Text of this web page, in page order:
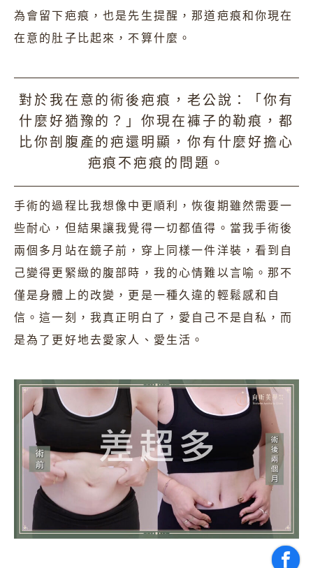
為會留下疤痕，也是先生提醒，那道疤痕和你現在
在意的肚子比起來，不算什麼。
對於我在意的術後疤痕，老公說：「你有
什麼好猶豫的？」你現在褲子的勒痕，都
比你剖腹產的疤還明顯，你有什麼好擔心
疤痕不疤痕的問題。
手術的過程比我想像中更順利，恢復期雖然需要一
些耐心，但結果讓我覺得一切都值得。當我手術後
兩個多月站在鏡子前，穿上同樣一件洋裝，看到自
己變得更緊緻的腹部時，我的心情難以言喻。那不
僅是身體上的改變，更是一種久違的輕鬆感和自
信。這一刻，我真正明白了，愛自己不是自私，而
是為了更好地去愛家人、愛生活。